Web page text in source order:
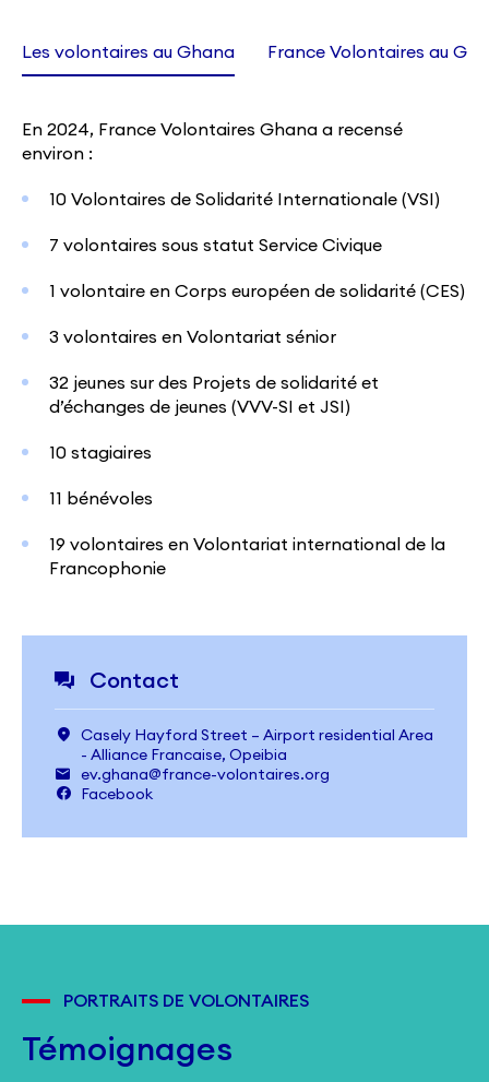
Les volontaires au Ghana France Volontaires au
En 2024, France Volontaires Ghana a recensé
environ :
10 Volontaires de Solidarité Internationale (VSI)
7 volontaires sous statut Service Civique
1 volontaire en Corps européen de solidarité (CES)
3 volontaires en Volontariat sénior
32 jeunes sur des Projets de solidarité et
d’échanges de jeunes (VVV-SI et JSI)
10 stagiaires
11 bénévoles
19 volontaires en Volontariat international de la
Francophonie
Contact
Casely Hayford Street – Airport residential Area
- Alliance Francaise, Opeibia
ev.ghana@france-volontaires.org
Facebook
PORTRAITS DE VOLONTAIRES
Témoignages